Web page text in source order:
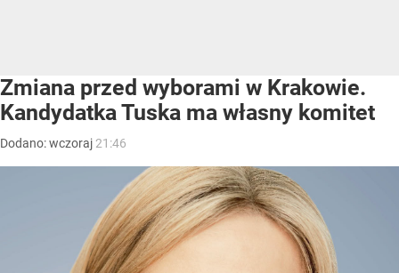
Zmiana przed wyborami w Krakowie.
Kandydatka Tuska ma własny komitet
Dodano:wczoraj 21:46